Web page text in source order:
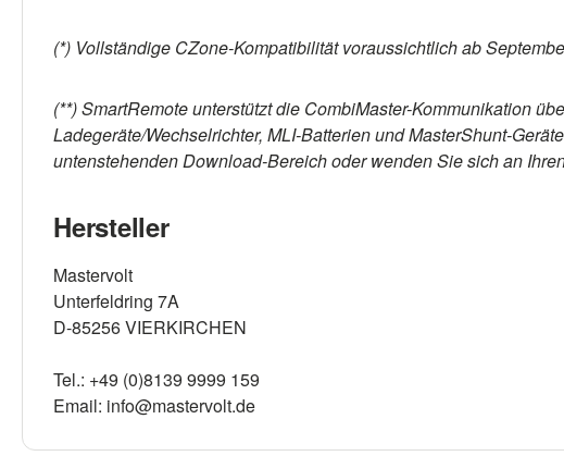
(*) Vollständige CZone-Kompatibilität voraussichtlich ab
(**) SmartRemote unterstützt die CombiMaster-Kommunikation
Ladegeräte/Wechselrichter, MLI-Batterien und MasterShunt-
untenstehenden Download-Bereich oder wenden Sie sich an
Hersteller
Mastervolt
Unterfeldring 7A
D-85256 VIERKIRCHEN
Tel.: +49 (0)8139 9999 159
Email: info@mastervolt.de